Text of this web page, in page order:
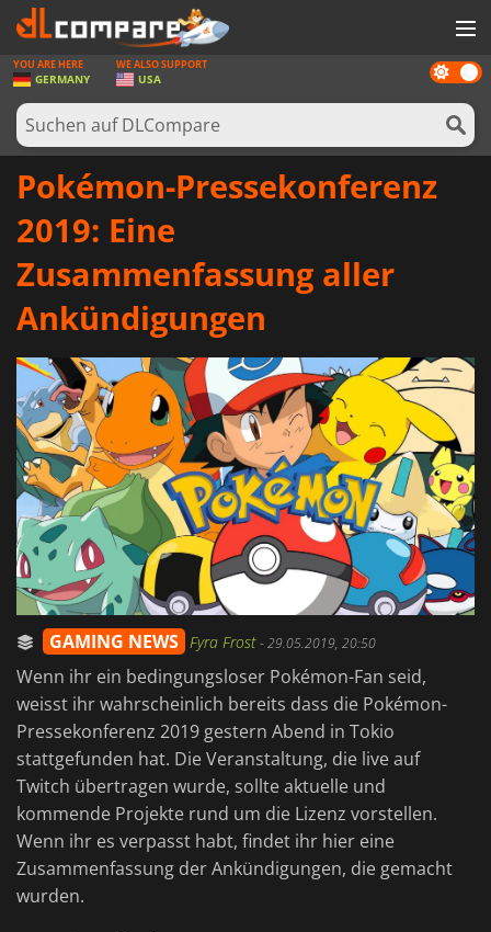
SPIELE
SPIEL KARTEN
SOFTWARE
ANMELDEN ODER REGISTRIEREN
Dark
mode
YOU ARE HERE
GERMANY
WE ALSO SUPPORT
USA
Pokémon-Pressekonferenz
2019: Eine
Zusammenfassung aller
Ankündigungen
GAMING NEWS Fyra Frost-29.05.2019, 20:50
Wenn ihr ein bedingungsloser Pokémon-Fan seid,
weisst ihr wahrscheinlich bereits dass die Pokémon-
Pressekonferenz 2019 gestern Abend in Tokio
stattgefunden hat. Die Veranstaltung, die live auf
Twitch übertragen wurde, sollte aktuelle und
kommende Projekte rund um die Lizenz vorstellen.
Wenn ihr es verpasst habt, findet ihr hier eine
Zusammenfassung der Ankündigungen, die gemacht
wurden.